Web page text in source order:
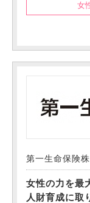
女
第一生命保険
女性の力を最
人財育成に取